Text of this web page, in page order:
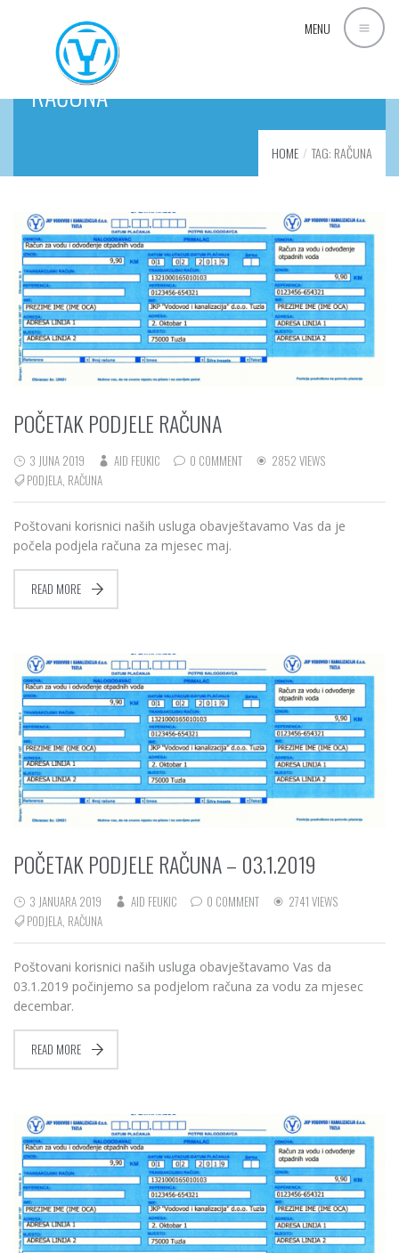
MENU
RAČUNA
HOME TAG: RAČUNA
POČETAK PODJELE RAČUNA
3 JUNA 2019 AID FEUKIC 0 COMMENT
2852 VIEWS
PODJELA RAČUNA
Poštovani korisnici naših usluga obavještavamo Vas da je
počela podjela računa za mjesec maj.
READ MORE
POČETAK PODJELE RAČUNA – 03.1.2019
3 JANUARA 2019 AID FEUKIC 0 COMMENT
2741 VIEWS
PODJELA, RAČUNA
Poštovani korisnici naših usluga obavještavamo Vas da
03.1.2019 počinjemo sa podjelom računa za vodu za mjesec
decembar.
READ MORE